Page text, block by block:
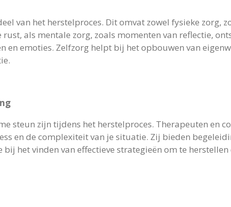
van het herstelproces. Dit omvat zowel fysieke zorg,
als mentale zorg, zoals momenten van reflectie,
en emoties. Zelfzorg helpt bij het opbouwen van
steun zijn tijdens het herstelproces. Therapeuten en
en de complexiteit van je situatie. Zij bieden
het vinden van effectieve strategieën om te herstellen